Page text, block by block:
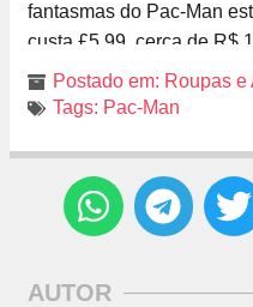
fantasmas do Pac-Man
custa £5.99, cerca de R$
Postado em: Roupas e
Tags: Pac-Man
AUTOR